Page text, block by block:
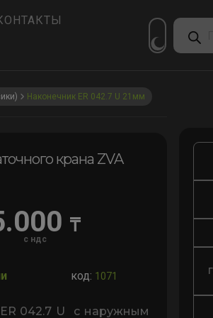
Поиск
Наконечник ER 042.7 U 21мм
крана ZVA
₸
с ндс
код: 1071
042.7 U с наружным